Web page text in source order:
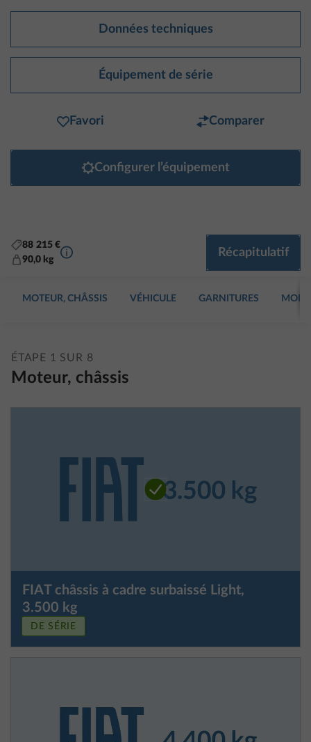
Données techniques
Équipement de série
Favori Comparer
Configurer l’équipement
88 215 €
90,0 kg
Plus d’informations Récapitulatif
MOTEUR, CHÂSSIS VÉHICULE GARNITURES
ÉTAPE 1 SUR 8
Moteur, châssis
FIAT châssis à cadre surbaissé Light,
3.500 kg
DE SÉRIE